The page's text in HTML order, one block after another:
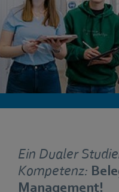
Ein Dualer
Kompetenz:
Management!